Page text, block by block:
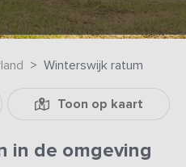
Winterswijk ratum
Toon op kaart
in de omgeving